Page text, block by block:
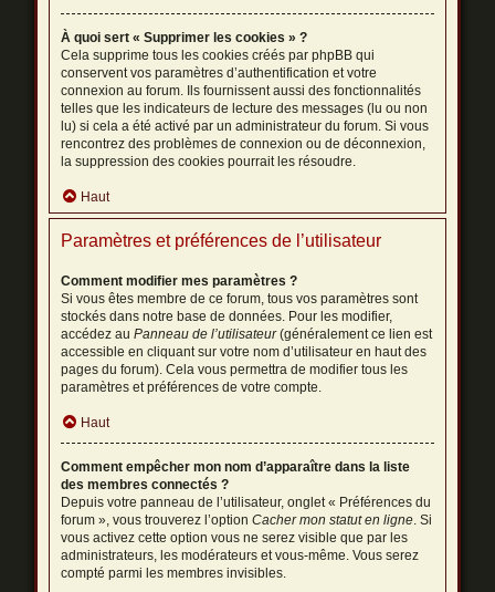
À quoi sert « Supprimer les cookies » ?
Cela supprime tous les cookies créés par phpBB qui
conservent vos paramètres d’authentification et votre
connexion au forum. Ils fournissent aussi des fonctionnalités
telles que les indicateurs de lecture des messages (lu ou non
lu) si cela a été activé par un administrateur du forum. Si vous
rencontrez des problèmes de connexion ou de déconnexion,
la suppression des cookies pourrait les résoudre.
Haut
Paramètres et préférences de l’utilisateur
Comment modifier mes paramètres ?
Si vous êtes membre de ce forum, tous vos paramètres sont
stockés dans notre base de données. Pour les modifier,
accédez auPanneau de l’utilisateur(généralement ce lien est
accessible en cliquant sur votre nom d’utilisateur en haut des
pages du forum). Cela vous permettra de modifier tous les
paramètres et préférences de votre compte.
Haut
Comment empêcher mon nom d’apparaître dans la liste
des membres connectés ?
Depuis votre panneau de l’utilisateur, onglet « Préférences du
forum », vous trouverez l’optionCacher mon statut en ligne. Si
vous activez cette option vous ne serez visible que par les
administrateurs, les modérateurs et vous-même. Vous serez
compté parmi les membres invisibles.